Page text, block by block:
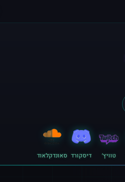
טוויץ׳ דיסקורד סאונדקלאוד